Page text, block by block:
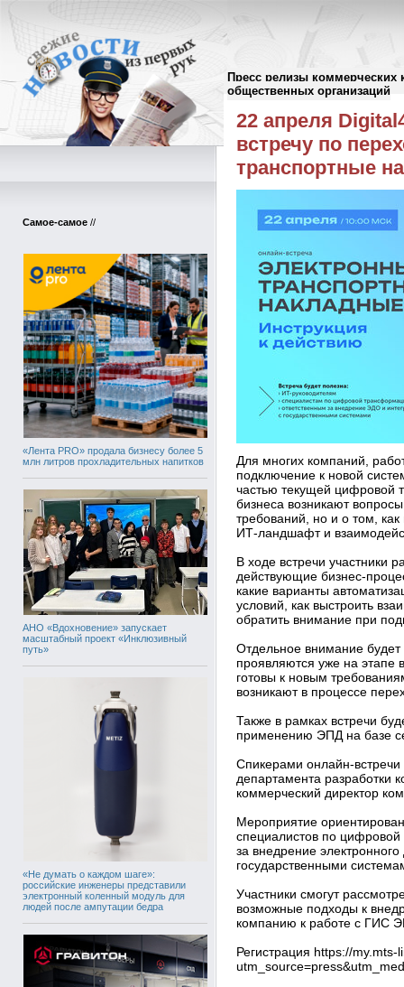
Пресс релизы коммерческих
общественных организаций
Самое-самое //
«Лента PRO» продала бизнесу более 5
млн литров прохладительных напитков
АНО «Вдохновение» запускает
масштабный проект «Инклюзивный
путь»
«Не думать о каждом шаге»:
российские инженеры представили
электронный коленный модуль для
людей после ампутации бедра
Пресс-релизы//
22 апреля
встречу по
транспортные
Для многих компаний,
подключение к новой
частью текущей цифровой
бизнеса возникают
требований, но и о том,
ИТ-ландшафт и
В ходе встречи участники
действующие бизнес-
какие варианты
условий, как выстроить
обратить внимание при
Отдельное внимание
проявляются уже на этапе
готовы к новым
возникают в процессе
Также в рамках встречи
применению ЭПД на базе
Спикерами онлайн-встречи
департамента разработки
коммерческий директор
Мероприятие
специалистов по цифровой
за внедрение
государственными
Участники смогут
возможные подходы к
компанию к работе с ГИС
Регистрация https://